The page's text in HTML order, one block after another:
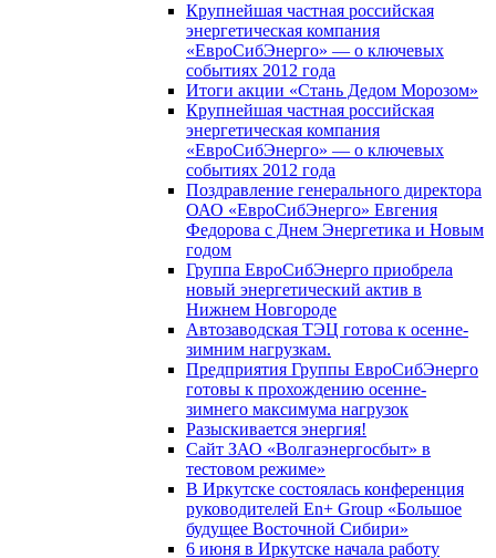
Крупнейшая частная российская
энергетическая компания
«ЕвроСибЭнерго» — о ключевых
событиях 2012 года
Итоги акции «Стань Дедом Морозом»
Крупнейшая частная российская
энергетическая компания
«ЕвроСибЭнерго» — о ключевых
событиях 2012 года
Поздравление генерального директора
ОАО «ЕвроСибЭнерго» Евгения
Федорова с Днем Энергетика и Новым
годом
Группа ЕвроСибЭнерго приобрела
новый энергетический актив в
Нижнем Новгороде
Автозаводская ТЭЦ готова к осенне-
зимним нагрузкам.
Предприятия Группы ЕвроСибЭнерго
готовы к прохождению осенне-
зимнего максимума нагрузок
Разыскивается энергия!
Сайт ЗАО «Волгаэнергосбыт» в
тестовом режиме»
В Иркутске состоялась конференция
руководителей En+ Group «Большое
будущее Восточной Сибири»
6 июня в Иркутске начала работу